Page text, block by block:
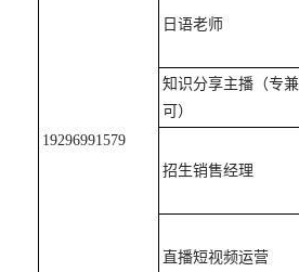
19296991579
日语老师
知识分享主播（专
可）
招生销售经理
直播短视频运营